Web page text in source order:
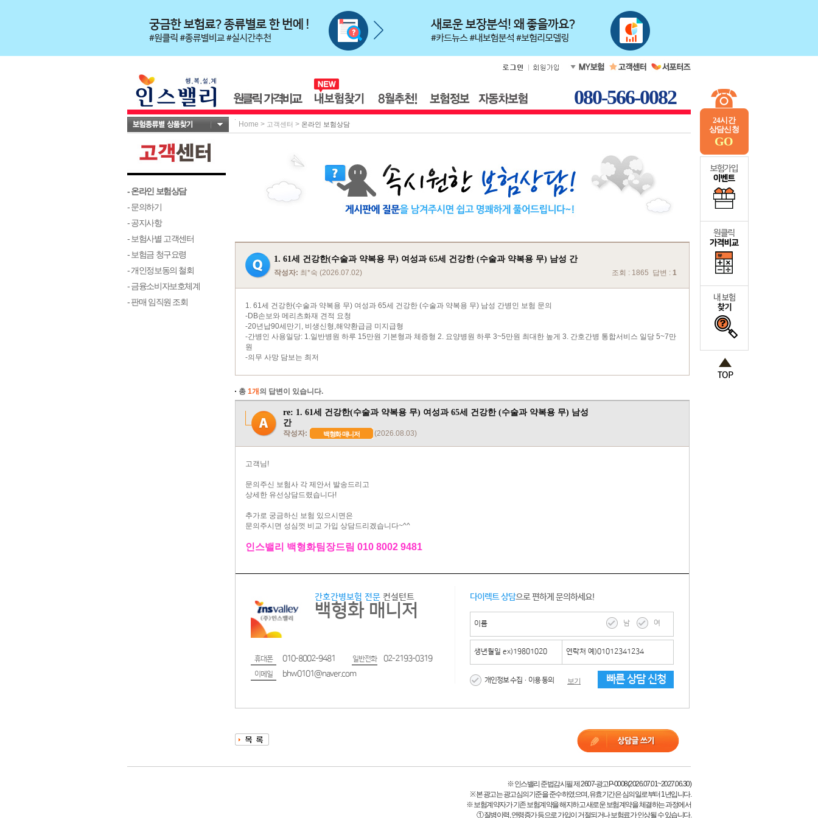
24시간
상담신청
GO
080-566-0082
Home > 고객센터 > 온라인 보험상담
- 온라인 보험상담
- 문의하기
- 공지사항
- 보험사별 고객센터
- 보험금 청구요령
- 개인정보동의 철회
- 금융소비자보호체계
- 판매 임직원 조회
1. 61세 건강한(수술과 약복용 무) 여성과 65세 건강한 (수술과 약복용 무) 남성 간
작성자: 최*숙 (2026.07.02) 조회 : 1865 답변 : 1
1. 61세 건강한(수술과 약복용 무) 여성과 65세 건강한 (수술과 약복용 무) 남성 간병인 보험 문의
-DB손보와 메리츠화재 견적 요청
-20년납90세만기, 비생신형,해약환급금 미지급형
-간병인 사용일당: 1.일반병원 하루 15만원 기본형과 체증형 2. 요양병원 하루 3~5만원 최대한 높게 3. 간호간병 통합서비스 일당 5~7만
원
-의무 사망 담보는 최저
총 1개의 답변이 있습니다.
re: 1. 61세 건강한(수술과 약복용 무) 여성과 65세 건강한 (수술과 약복용 무) 남성
간
작성자: 백형화 매니저 (2026.08.03)
고객님!
문의주신 보험사 각 제안서 발송드리고
상세한 유선상담드렸습니다!
추가로 궁금하신 보험 있으시면은
문의주시면 성심껏 비교 가입 상담드리겠습니다~^^
인스밸리 백형화팀장드림 010 8002 9481
간호간병보험 전문 컨설턴트
백형화 매니저
휴대폰 010-8002-9481 일반전화 02-2193-0319
이메일 bhw0101@naver.com
다이렉트 상담으로 편하게 문의하세요!
남 여
개인정보 수집·이용 동의 보기 빠른 상담 신청
※ 인스밸리 준법감시필 제 2607-광고P-0008(2026.07.01~2027.06.30)
※ 본 광고는 광고심의기준을 준수하였으며, 유효기간은 심의일로부터 1년입니다.
※ 보험계약자가 기존 보험계약을 해지하고 새로운 보험계약을 체결하는 과정에서
① 질병이력, 연령증가 등으로 가입이 거절되거나 보험료가 인상될 수 있습니다.